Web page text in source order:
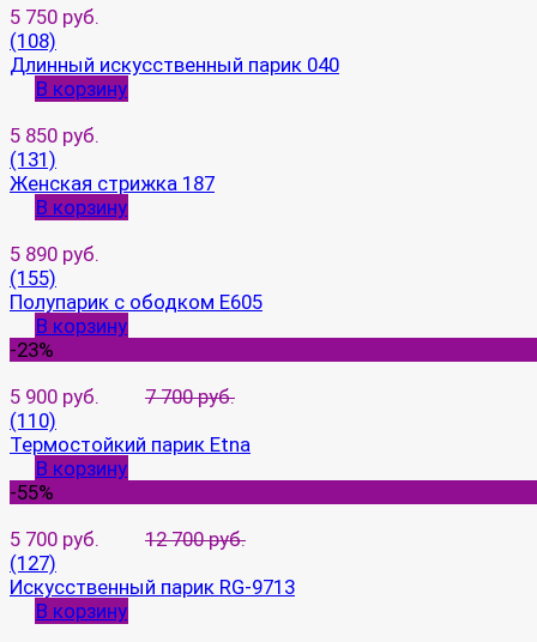
5 750 руб.
(108)
Длинный искусственный парик 040
В корзину
5 850 руб.
(131)
Женская стрижка 187
В корзину
5 890 руб.
(155)
Полупарик с ободком E605
В корзину
-23%
5 900 руб.
7 700 руб.
(110)
Термостойкий парик Etna
В корзину
-55%
5 700 руб.
12 700 руб.
(127)
Искусственный парик RG-9713
В корзину